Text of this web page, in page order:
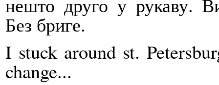
Без бриге.
I stuck around st.
change...